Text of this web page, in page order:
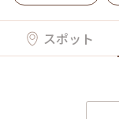
スポット